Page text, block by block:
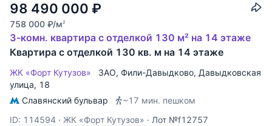
98 490 000 ₽
758 000 ₽/м2
3-комн. квартира с отделкой 130 м² на 14 этаже
Квартира с отделкой 130 кв. м на 14 этаже
ЖК «Форт Кутузов» ЗАО, Фили-Давыдково, Давыдковская
улица, 18
Славянский бульвар
~17 мин. пешком
ID: 114594 · ЖК «Форт Кутузов» · Лот №f12757